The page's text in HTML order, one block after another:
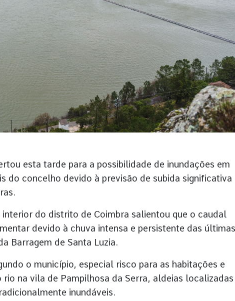
esta tarde para a possibilidade de inundações em
do concelho devido à previsão de subida significativa
do distrito de Coimbra salientou que o caudal
devido à chuva intensa e persistente das últimas
Barragem de Santa Luzia.
o município, especial risco para as habitações e
na vila de Pampilhosa da Serra, aldeias localizadas
inundáveis.